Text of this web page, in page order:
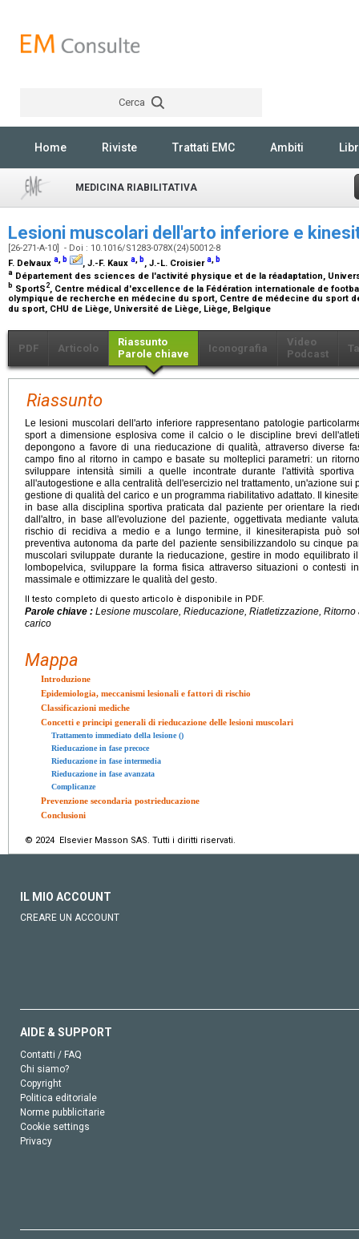
Cerca
Home Riviste Trattati EMC Ambiti
MEDICINA RIABILITATIVA
Lesioni muscolari dell'arto inferiore e
[26-271-A-10] - Doi : 10.1016/S1283-078X(24)50012-8
F. Delvaux a, b , J.-F. Kaux a, b, J.-L. Croisiera, b
a Département des sciences de l'activité physique et de la réadaptation,
b SportS 2
, Centre médical d'excellence de la Fédération internationale de
olympique de recherche en médecine du sport, Centre de médecine du sport
du sport, CHU de Liège, Université de Liège, Liège, Belgique
PDF Articolo
Riassunto
Parole chiave
Iconografia
Video
Podcast
Riassunto
Le lesioni muscolari dell'arto inferiore rappresentano patologie
sport a dimensione esplosiva come il calcio o le discipline brevi
depongono a favore di una rieducazione di qualità, attraverso diverse
campo fino al ritorno in campo e basate su molteplici parametri: un
sviluppare intensità simili a quelle incontrate durante l'attività
all'autogestione e alla centralità dell'esercizio nel trattamento, un'azione sui
gestione di qualità del carico e un programma riabilitativo adattato. Il
in base alla disciplina sportiva praticata dal paziente per orientare la
dall'altro, in base all'evoluzione del paziente, oggettivata mediante
rischio di recidiva a medio e a lungo termine, il kinesiterapista può
preventiva autonoma da parte del paziente sensibilizzandolo su cinque
muscolari sviluppate durante la rieducazione, gestire in modo equilibrato
lombopelvica, sviluppare la forma fisica attraverso situazioni o contesti
massimale e ottimizzare le qualità del gesto.
Il testo completo di questo articolo è disponibile in PDF.
Parole chiave : Lesione muscolare, Rieducazione, Riatletizzazione,
carico
Mappa
Introduzione
Epidemiologia, meccanismi lesionali e fattori di rischio
Classificazioni mediche
Concetti e principi generali di rieducazione delle lesioni muscolari
Trattamento immediato della lesione ()
Rieducazione in fase precoce
Rieducazione in fase intermedia
Rieducazione in fase avanzata
Complicanze
Prevenzione secondaria postrieducazione
Conclusioni
© 2024 Elsevier Masson SAS. Tutti i diritti riservati.
IL MIO ACCOUNT
CREARE UN ACCOUNT
AIDE & SUPPORT
Contatti / FAQ
Chi siamo?
Copyright
Politica editoriale
Norme pubblicitarie
Cookie settings
Privacy